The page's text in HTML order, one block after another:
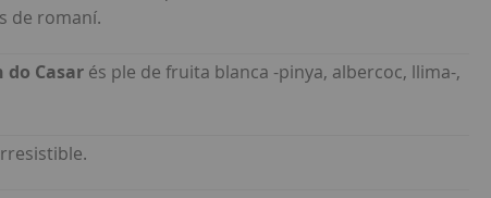
de romaní.
do Casar és ple de fruita blanca -pinya, albercoc, llima-,